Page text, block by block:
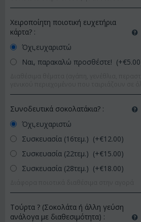
Χειροποίητη ποιοτική ευχετήρια
κάρτα? :
Όχι,ευχαριστώ
Ναι, παρακαλώ προσθέστε! (+€5.00
Συνοδευτικά σοκολατάκια? :
Όχι,ευχαριστώ
Συσκευασία (16τεμ.) (+€12.00)
Συσκευασία (22τεμ.) (+€15.00)
Συσκευασία (28τεμ.) (+€18.00)
Τούρτα ? (Σοκολάτα ή άλλη γεύση
ανάλογα με διαθεσιμότητα) :